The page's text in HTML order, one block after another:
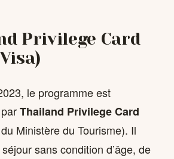
Privilege Card
le programme est
Thailand Privilege Card
Ministère du Tourisme). Il
sans condition d’âge, de